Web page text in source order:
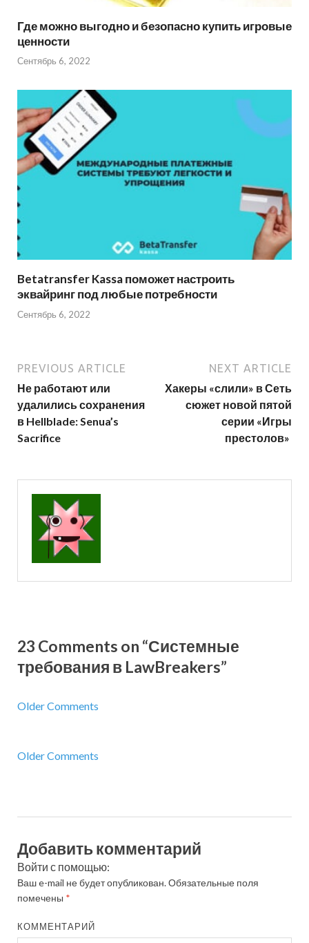
Где можно выгодно и безопасно купить игровые
ценности
Сентябрь 6, 2022
Betatransfer Kassa поможет настроить
эквайринг под любые потребности
Сентябрь 6, 2022
PREVIOUS ARTICLE
Не работают или
удалились сохранения
в Hellblade: Senua’s
Sacrifice
NEXT ARTICLE
Хакеры «слили» в Сеть
сюжет новой пятой
серии «Игры
престолов»
23 Comments on “Системные
требования в LawBreakers”
Older Comments
Older Comments
Добавить комментарий
Войти с помощью:
Ваш e-mail не будет опубликован.Обязательные поля
помечены *
КОММЕНТАРИЙ